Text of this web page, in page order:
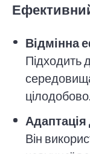
Відмінна
Підходить
Він